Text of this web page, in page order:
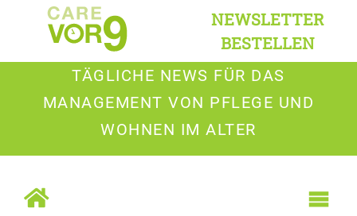
NEWSLETTER
BESTELLEN
TÄGLICHE NEWS FÜR DAS
MANAGEMENT VON PFLEGE UND
WOHNEN IM ALTER